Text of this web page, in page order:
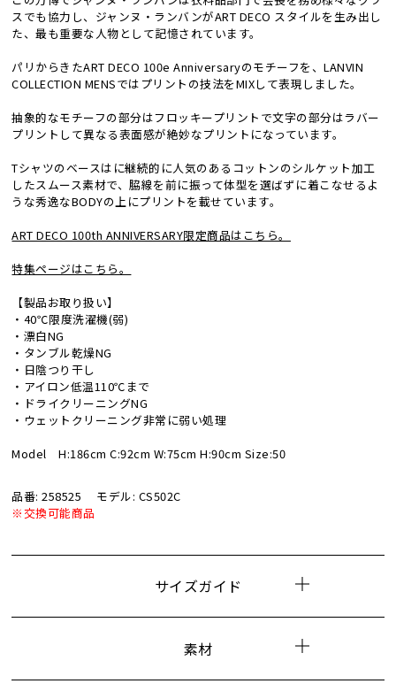
スでも協力し、ジャンヌ・ランバンがART DECO スタイルを生み出し
た、最も重要な人物として記憶されています。
パリからきたART DECO 100e Anniversaryのモチーフを、LANVIN
COLLECTION MENSではプリントの技法をMIXして表現しました。
抽象的なモチーフの部分はフロッキープリントで文字の部分はラバー
プリントして異なる表面感が絶妙なプリントになっています。
Tシャツのベースはに継続的に人気のあるコットンのシルケット加工
したスムース素材で、脇線を前に振って体型を選ばずに着こなせるよ
うな秀逸なBODYの上にプリントを載せています。
ART DECO 100th ANNIVERSARY限定商品はこちら。
特集ページはこちら。
【製品お取り扱い】
・40℃限度洗濯機(弱)
・漂白NG
・タンブル乾燥NG
・日陰つり干し
・アイロン低温110℃まで
・ドライクリーニングNG
・ウェットクリーニング非常に弱い処理
Model H:186cm C:92cm W:75cm H:90cm Size:50
品番: 258525
モデル: CS502C
※交換可能商品
サイズガイド
素材